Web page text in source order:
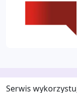
Serwis